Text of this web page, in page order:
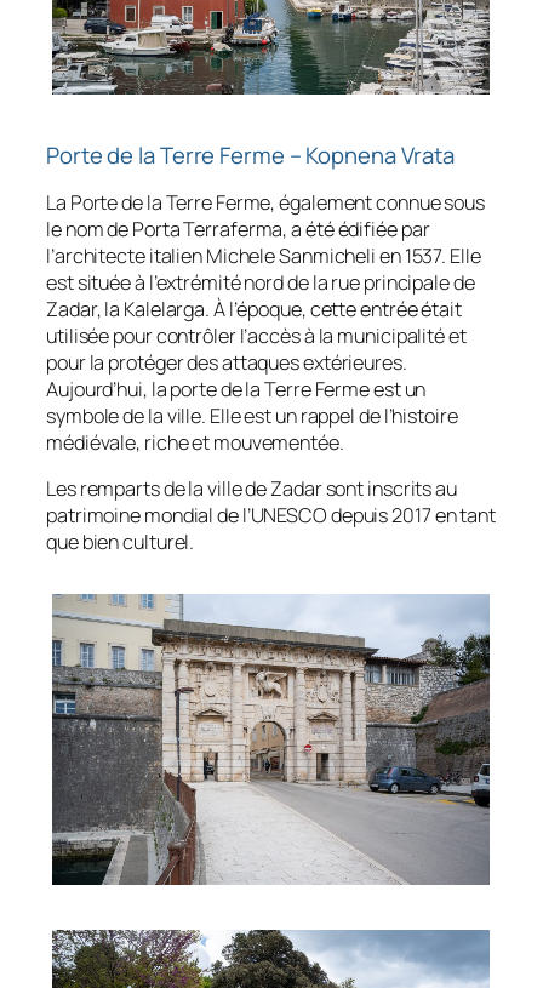
Porte de la Terre Ferme – Kopnena Vrata
La Porte de la Terre Ferme, également connue sous
le nom de Porta Terraferma, a été édifiée par
l’architecte italien Michele Sanmicheli en 1537. Elle
est située à l’extrémité nord de la rue principale de
Zadar, la Kalelarga. À l’époque, cette entrée était
utilisée pour contrôler l’accès à la municipalité et
pour la protéger des attaques extérieures.
Aujourd’hui, la porte de la Terre Ferme est un
symbole de la ville. Elle est un rappel de l’histoire
médiévale, riche et mouvementée.
Les remparts de la ville de Zadar sont inscrits au
patrimoine mondial de l’UNESCO depuis 2017 en tant
que bien culturel.